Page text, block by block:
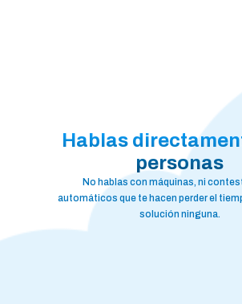
Hablas
personas
No hablas con máquinas, ni
automáticos que te hacen perder el
solución ninguna.